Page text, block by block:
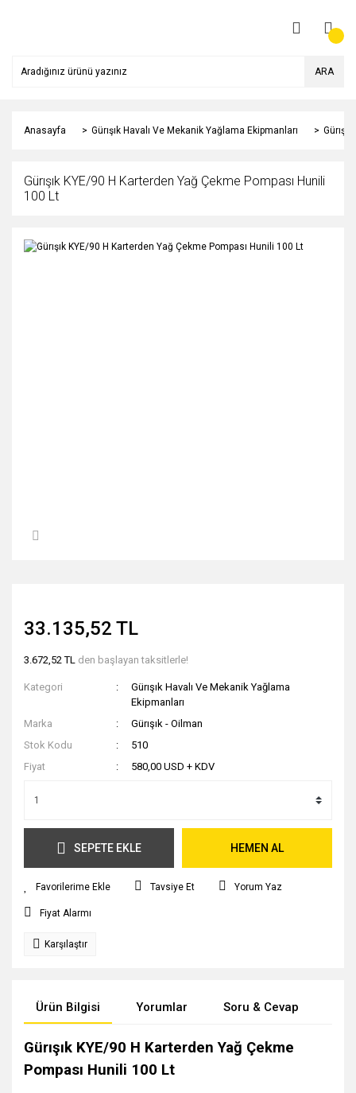
ARA
Anasayfa Gürışık Havalı Ve Mekanik Yağlama Ekipmanları
Gürışık KYE/90 H Karterden Yağ Çekme Pompası Hunili
100 Lt
33.135,52 TL
3.672,52 TL den başlayan taksitlerle!
Kategori
Gürışık Havalı Ve Mekanik Yağlama
Ekipmanları
Marka
Gürışık - Oilman
Stok Kodu
510
Fiyat
580,00 USD + KDV
SEPETE EKLE HEMEN AL
Tavsiye Et Yorum Yaz
Fiyat Alarmı
Karşılaştır
Ürün Bilgisi Yorumlar Soru & Cevap
Gürışık KYE/90 H Karterden Yağ Çekme
Pompası Hunili 100 Lt